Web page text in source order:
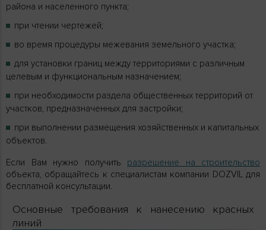
района и населенного пункта;
при чтении чертежей;
во время процедуры межевания земельного участка;
для установки границ между территориями с различным
целевым и функциональным назначением;
при необходимости раздела общественных территорий от
участков, предназначенных для застройки;
при выполнении размещения хозяйственных и капитальных
объектов.
Если Вам нужно получить разрешение на строительство
объекта, обращайтесь к специалистам компании DOZVIL для
бесплатной консультации.
Основные требования к нанесению красных
линий